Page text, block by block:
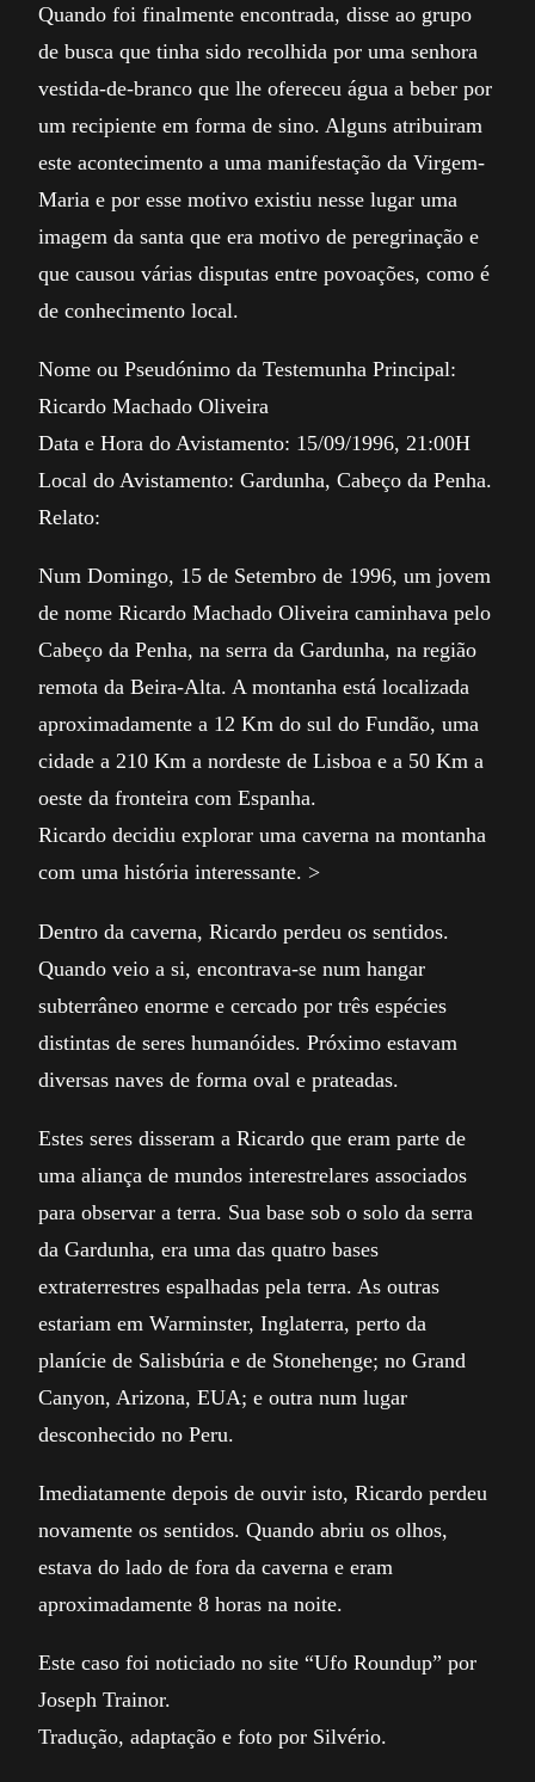
Quando foi finalmente encontrada, disse ao grupo
de busca que tinha sido recolhida por uma senhora
vestida-de-branco que lhe ofereceu água a beber por
um recipiente em forma de sino. Alguns atribuiram
este acontecimento a uma manifestação da Virgem-
Maria e por esse motivo existiu nesse lugar uma
imagem da santa que era motivo de peregrinação e
que causou várias disputas entre povoações, como é
de conhecimento local.
Nome ou Pseudónimo da Testemunha Principal:
Ricardo Machado Oliveira
Data e Hora do Avistamento: 15/09/1996, 21:00H
Local do Avistamento: Gardunha, Cabeço da Penha.
Relato:
Num Domingo, 15 de Setembro de 1996, um jovem
de nome Ricardo Machado Oliveira caminhava pelo
Cabeço da Penha, na serra da Gardunha, na região
remota da Beira-Alta. A montanha está localizada
aproximadamente a 12 Km do sul do Fundão, uma
cidade a 210 Km a nordeste de Lisboa e a 50 Km a
oeste da fronteira com Espanha.
Ricardo decidiu explorar uma caverna na montanha
com uma história interessante. >
Dentro da caverna, Ricardo perdeu os sentidos.
Quando veio a si, encontrava-se num hangar
subterrâneo enorme e cercado por três espécies
distintas de seres humanóides. Próximo estavam
diversas naves de forma oval e prateadas.
Estes seres disseram a Ricardo que eram parte de
uma aliança de mundos interestrelares associados
para observar a terra. Sua base sob o solo da serra
da Gardunha, era uma das quatro bases
extraterrestres espalhadas pela terra. As outras
estariam em Warminster, Inglaterra, perto da
planície de Salisbúria e de Stonehenge; no Grand
Canyon, Arizona, EUA; e outra num lugar
desconhecido no Peru.
Imediatamente depois de ouvir isto, Ricardo perdeu
novamente os sentidos. Quando abriu os olhos,
estava do lado de fora da caverna e eram
aproximadamente 8 horas na noite.
Este caso foi noticiado no site “Ufo Roundup” por
Joseph Trainor.
Tradução, adaptação e foto por Silvério.